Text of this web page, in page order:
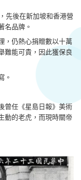
先後在新加坡和香港營
名品牌 。
，仍熱心捐贈數以十萬
難能可貴，因此獲保良
。
曾任《星島日報》美術
動的老虎，而現時關帝